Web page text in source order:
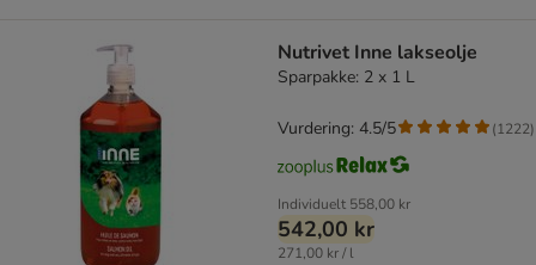
Nutrivet Inne lakseolje
Sparpakke: 2 x 1 L
Individuelt 558,00 kr
542,00 kr
271,00 kr / l
Vurdering: 4.5/5 (1222)